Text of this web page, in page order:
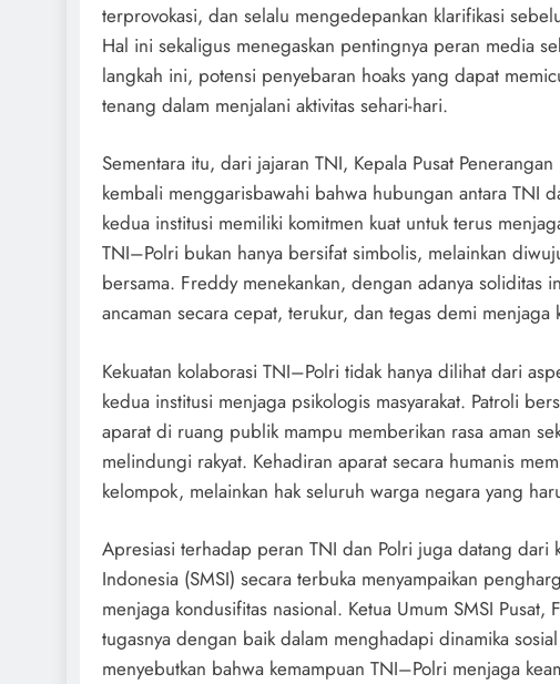
terprovokasi, dan selalu mengedepankan klarifikasi
Hal ini sekaligus menegaskan pentingnya peran media
langkah ini, potensi penyebaran hoaks yang dapat
tenang dalam menjalani aktivitas sehari-hari.
Sementara itu, dari jajaran TNI, Kepala Pusat
kembali menggarisbawahi bahwa hubungan antara TNI
kedua institusi memiliki komitmen kuat untuk terus
TNI–Polri bukan hanya bersifat simbolis, melainkan
bersama. Freddy menekankan, dengan adanya
ancaman secara cepat, terukur, dan tegas demi menjaga
Kekuatan kolaborasi TNI–Polri tidak hanya dilihat dari
kedua institusi menjaga psikologis masyarakat. Patroli
aparat di ruang publik mampu memberikan rasa aman
melindungi rakyat. Kehadiran aparat secara humanis
kelompok, melainkan hak seluruh warga negara yang
Apresiasi terhadap peran TNI dan Polri juga datang dari
Indonesia (SMSI) secara terbuka menyampaikan
menjaga kondusifitas nasional. Ketua Umum SMSI
tugasnya dengan baik dalam menghadapi dinamika
menyebutkan bahwa kemampuan TNI–Polri menjaga